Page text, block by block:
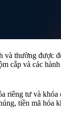
và thường được
cắp và các
riêng tư và khóa
tiền mã hóa